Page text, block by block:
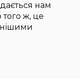
нам
ж, це